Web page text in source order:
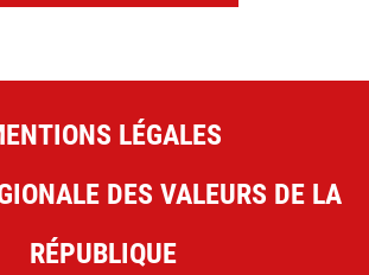
LÉGALES
DES VALEURS DE LA
RÉPUBLIQUE